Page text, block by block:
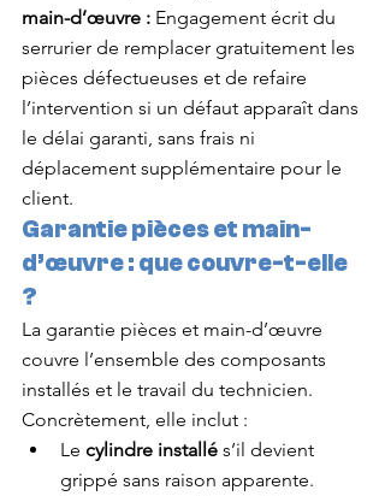
main-d’œuvre : Engagement écrit du
serrurier de remplacer gratuitement les
pièces défectueuses et de refaire
l’intervention si un défaut apparaît dans
le délai garanti, sans frais ni
déplacement supplémentaire pour le
client.
Garantie pièces et main-
d’œuvre : que couvre-t-elle
?
La garantie pièces et main-d’œuvre
couvre l’ensemble des composants
installés et le travail du technicien.
Concrètement, elle inclut :
Le cylindre installé s’il devient
grippé sans raison apparente.